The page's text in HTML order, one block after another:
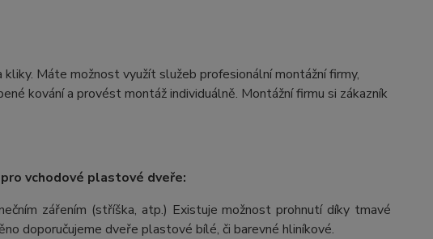
Máte možnost využít služeb profesionální montážní firmy,
kování a provést montáž individuálně. Montážní firmu si zákazník
vchodové plastové dveře:
zářením (stříška, atp.) Existuje možnost prohnutí díky tmavé
doporučujeme dveře plastové bílé, či barevné hliníkové.